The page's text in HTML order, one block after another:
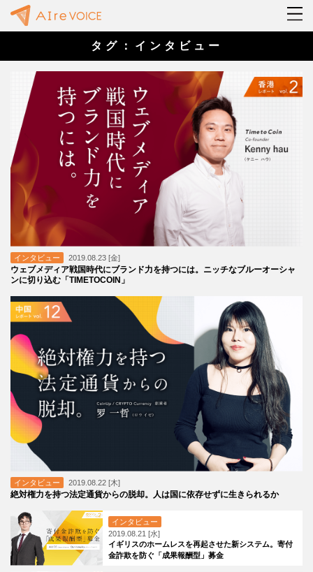
タグ：インタビュー
インタビュー 2019.08.23 [金]
ウェブメディア戦国時代にブランド力を持つには。ニッチなブルーオーシャ
ンに切り込む「TIMETOCOIN」
インタビュー 2019.08.22 [木]
絶対権力を持つ法定通貨からの脱却。人は国に依存せずに生きられるか
インタビュー
2019.08.21 [水]
イギリスのホームレスを再起させた新システム。寄付
金詐欺を防ぐ「成果報酬型」募金